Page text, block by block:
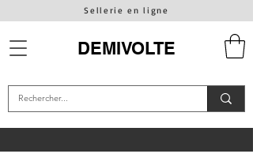
Sellerie en ligne
DEMIVOLTE